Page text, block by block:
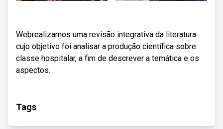
Webrealizamos uma revisão integrativa da literatura
cujo objetivo foi analisar a produção científica sobre
classe hospitalar, a fim de descrever a temática e os
aspectos.
Tags